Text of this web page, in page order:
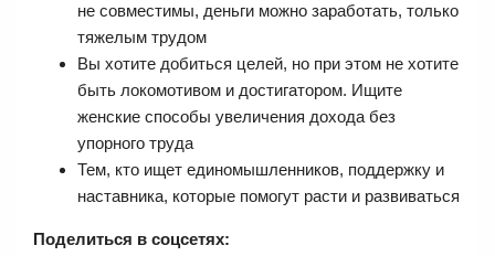
не совместимы, деньги можно заработать, только
тяжелым трудом
Вы хотите добиться целей, но при этом не хотите
быть локомотивом и достигатором. Ищите
женские способы увеличения дохода без
упорного труда
Тем, кто ищет единомышленников, поддержку и
наставника, которые помогут расти и развиваться
Поделиться в соцсетях: